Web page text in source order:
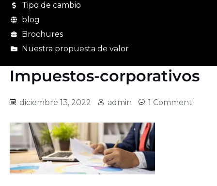
Tipo de cambio
blog
Brochures
Nuestra propuesta de valor
Impuestos-corporativos
diciembre 13, 2022 admin 1 Comment